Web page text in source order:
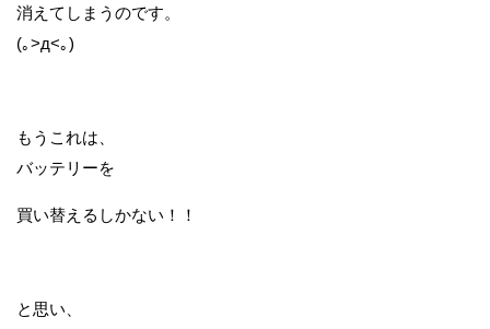
消えてしまうのです。
(｡>д<｡)
もうこれは、
バッテリーを
買い替えるしかない！！
と思い、